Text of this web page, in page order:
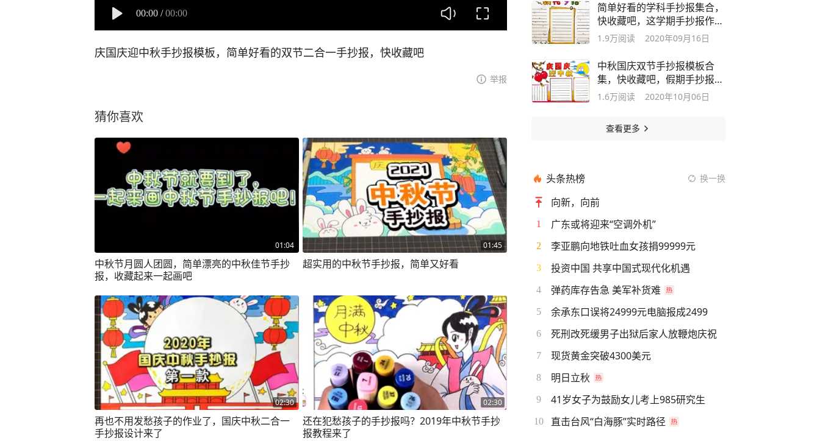
00:00 / 00:00
庆国庆迎中秋手抄报模板，简单好看的双节二合一手抄报，快收藏吧
举报
猜你喜欢
01:04
中秋节月圆人团圆，简单漂亮的中秋佳节手抄
报，收藏起来一起画吧
01:45
超实用的中秋节手抄报，简单又好看
02:30
再也不用发愁孩子的作业了，国庆中秋二合一
手抄报设计来了
02:30
还在犯愁孩子的手抄报吗？2019年中秋节手抄
报教程来了
简单好看的学科手抄报集合，
快收藏吧，这学期手抄报作业
轻松完成
1.9万阅读 2020年09月16日
中秋国庆双节手抄报模板合
集，快收藏吧，假期手抄报作
业不愁啦
1.6万阅读 2020年10月06日
查看更多
头条热榜 换一换
向新，向前
1 广东或将迎来“空调外机”
2 李亚鹏向地铁吐血女孩捐99999元
3 投资中国 共享中国式现代化机遇
4 弹药库存告急 美军补货难
5 余承东口误将24999元电脑报成2499
6 死刑改死缓男子出狱后家人放鞭炮庆祝
7 现货黄金突破4300美元
8 明日立秋
9 41岁女子为鼓励女儿考上985研究生
10 直击台风“白海豚”实时路径